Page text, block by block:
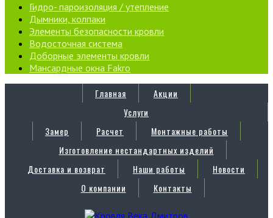
Гидро- пароизоляция / утепление
Дымники, колпаки
Элементы безопасности кровли
Водосточная система
Доборные элементы кровли
Мансардные окна Fakro
Главная
Акции
Услуги
Замер
Расчет
Монтажные работы
Изготовление нестандартных изделий
Доставка и возврат
Наши работы
Новости
О компании
Контакты